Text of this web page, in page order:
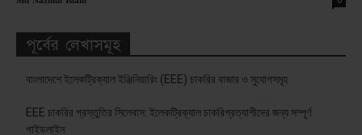
পূর্বের লেখাসমূহ
বাংলাদেশে ইলেকট্রিক্যাল ইঞ্জিনিয়ারিং (EEE) চাকরির বাজার ও সুযোগসমূহ
EEE চাকরির প্রস্তুতির সিলেবাস: ইলেকট্রিক্যাল চাকরিপ্রত্যাশীদের জন্য সম্পূর্ণ
গাইডলাইন